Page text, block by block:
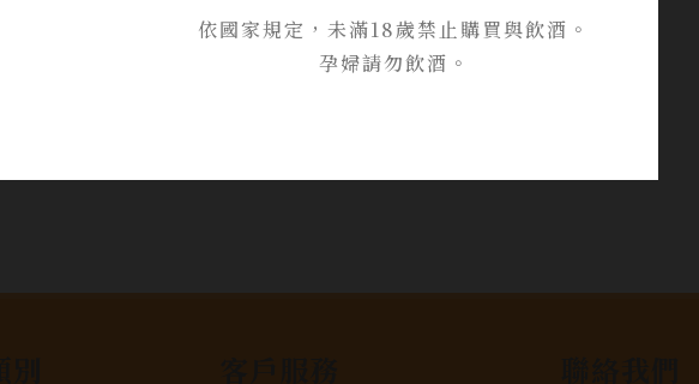
依國家規定，未滿18歲禁止購買與飲酒。
孕婦請勿飲酒。